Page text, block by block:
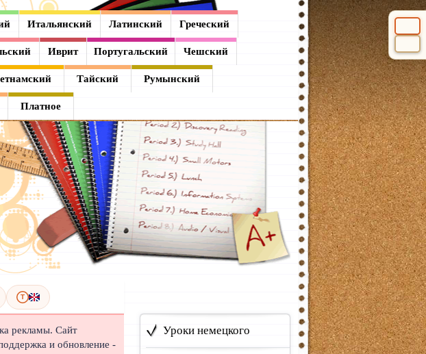
Итальянский Латинский Греческий
Иврит Португальский Чешский
Тайский Румынский
Платное
T
рекламы. Сайт
и обновление -
Уроки немецкого